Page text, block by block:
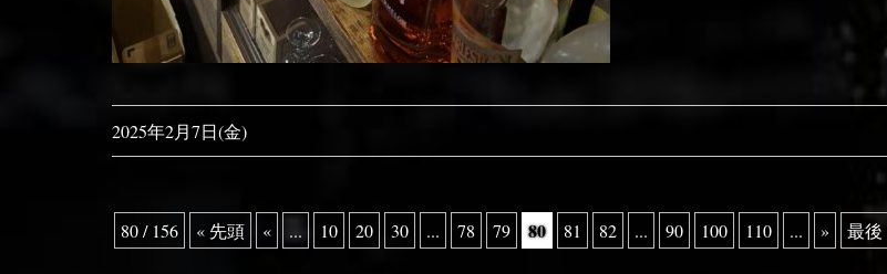
2025年2月7日(金)
80 / 156 « 先頭 « ... 10 20 30 ... 78 79 80 81 82 ... 90 100 110 ... » 最後